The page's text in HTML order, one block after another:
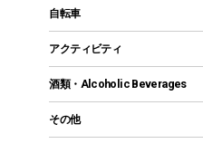
グランドシート
ガイドロープ
ツール
焚き火台&ストーブ
火起こし
バーベキューツール
クッキングツール
ナイフ
カトラリー
ディズニーボトル
保冷剤
リュック、バックパック
トートバッグ、サコッシュ
ショッピングキャリー
その他アウトドア雑貨
インフレータブル
カヤック
パドル
自転車
折りたたみ自転車
スポーツサイクル
シティサイクル
アクティビティ
マリン
ラッシュガード
酒類・Alcoholic Beverages
その他